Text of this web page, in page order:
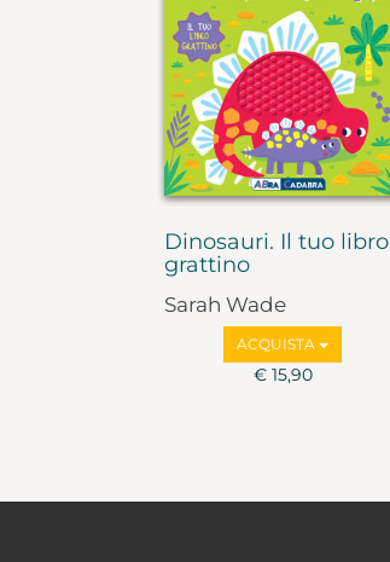
Dinosauri. Il tuo libro
grattino
Sarah Wade
ACQUISTA
€ 15,90